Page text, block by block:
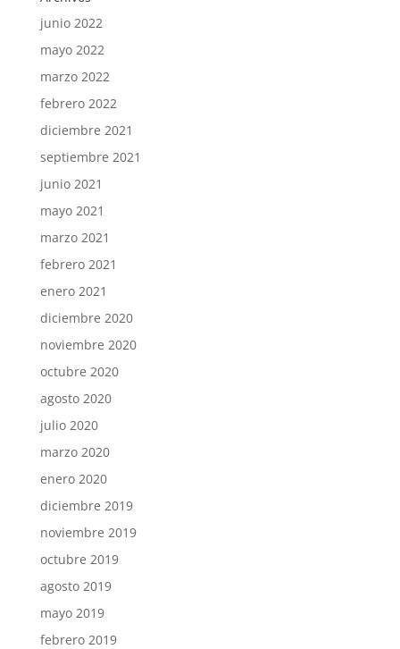
junio 2022
mayo 2022
marzo 2022
febrero 2022
diciembre 2021
septiembre 2021
junio 2021
mayo 2021
marzo 2021
febrero 2021
enero 2021
diciembre 2020
noviembre 2020
octubre 2020
agosto 2020
julio 2020
marzo 2020
enero 2020
diciembre 2019
noviembre 2019
octubre 2019
agosto 2019
mayo 2019
febrero 2019